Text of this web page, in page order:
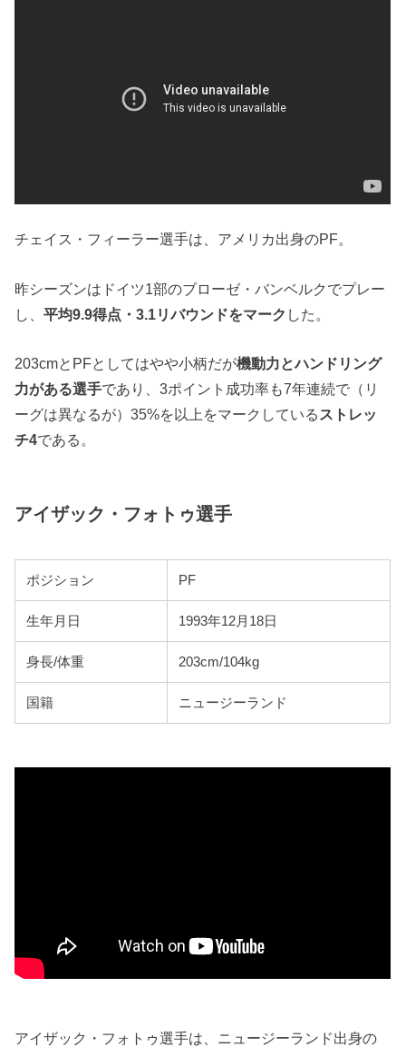
チェイス・フィーラー選手は、アメリカ出身のPF。
昨シーズンはドイツ1部のブローゼ・バンベルクでプレー
し、平均9.9得点・3.1リバウンドをマーク した。
203cmとPFとしてはやや小柄だが機動力とハンドリング
力がある選手であり、3ポイント成功率も7年連続で（リ
ーグは異なるが）35%を以上をマークしている ストレッ
チ4である。
アイザック・フォトゥ選手
ポジション PF
生年月日 1993年12月18日
身長/体重 203cm/104kg
国籍 ニュージーランド
アイザック・フォトゥ選手は、ニュージーランド出身の